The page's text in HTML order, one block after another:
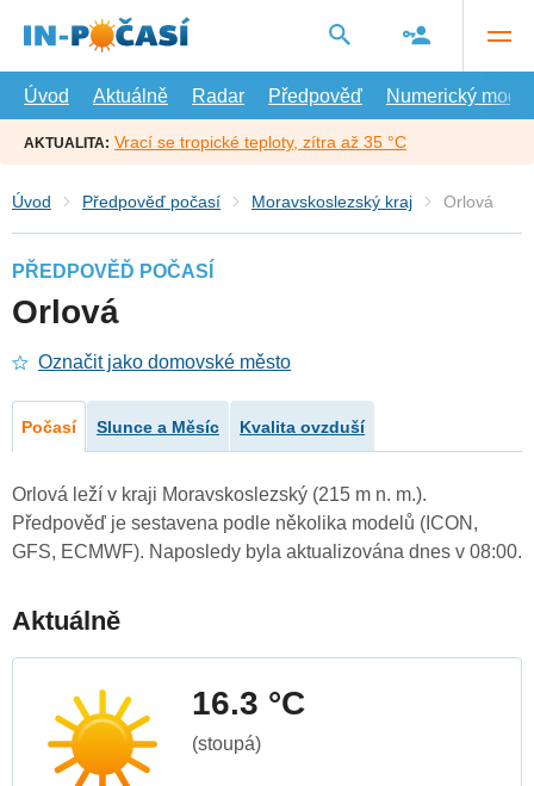
hlavní
Úvod
Aktuálně Radar Předpověď Numerický model
AKTUALITA: Vrací se tropické teploty, zítra až 35 °C
Úvod Předpověď počasí Moravskoslezský kraj Orlová
PŘEDPOVĚĎ POČASÍ
Orlová
Označit jako domovské město
Počasí Slunce a Měsíc Kvalita ovzduší
Orlová leží v kraji Moravskoslezský (215 m n. m.).
Předpověď je sestavena podle několika modelů (ICON,
GFS, ECMWF). Naposledy byla aktualizována dnes v 08:00.
Aktuálně
16.3 °C
(stoupá)